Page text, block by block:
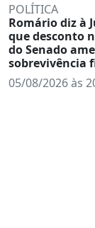
POLÍTICA
Romário diz à
que desconto
do Senado
sobrevivência
05/08/2026 às